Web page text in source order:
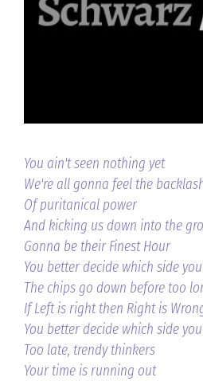
You ain't seen nothing yet
We're all gonna feel the
Of puritanical power
And kicking us down into the
Gonna be their Finest Hour
You better decide which side
The chips go down before too
If Left is right then Right is
You better decide which side
Too late, trendy thinkers
Your time is running out